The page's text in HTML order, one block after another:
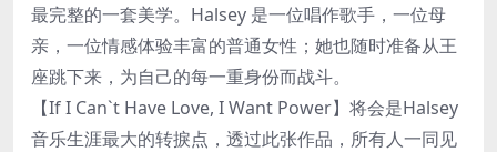
最完整的一套美学。Halsey 是一位唱作歌手，一位母
亲，一位情感体验丰富的普通女性；她也随时准备从王
座跳下来，为自己的每一重身份而战斗。
【If I Can`t Have Love, I Want Power】将会是Halsey
音乐生涯最大的转捩点，透过此张作品，所有人一同见